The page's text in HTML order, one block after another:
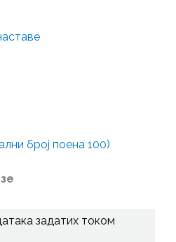
број поена 100)
задатих током